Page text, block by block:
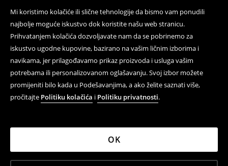
Mi koristimo kolačiće ili slične tehnologije da bismo vam ponudili
najbolje moguće iskustvo dok koristite našu web stranicu.
Prihvatanjem kolačića dozvoljavate nam da se pobrinemo za
iskustvo ugodne kupovine, bazirano na vašim ličnim izborima i
navikama, jer prilagođavamo prikaz proizvoda i usluga vašim
potrebama ili personalizovanom oglašavanju. Svoj izbor možete
promijeniti bilo kada u Podešavanjima, a ako želite saznati više,
pročitajte Politiku kolačića i Politiku privatnosti.
OK